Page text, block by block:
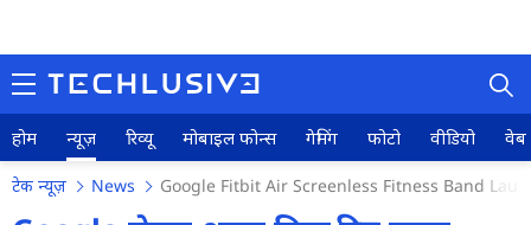
होम न्यूज़ रिव्यू मोबाइल फोन्स गेमिंग फोटो वीडियो वेब
टेक न्यूज़ News Google Fitbit Air Screenless Fitness Band